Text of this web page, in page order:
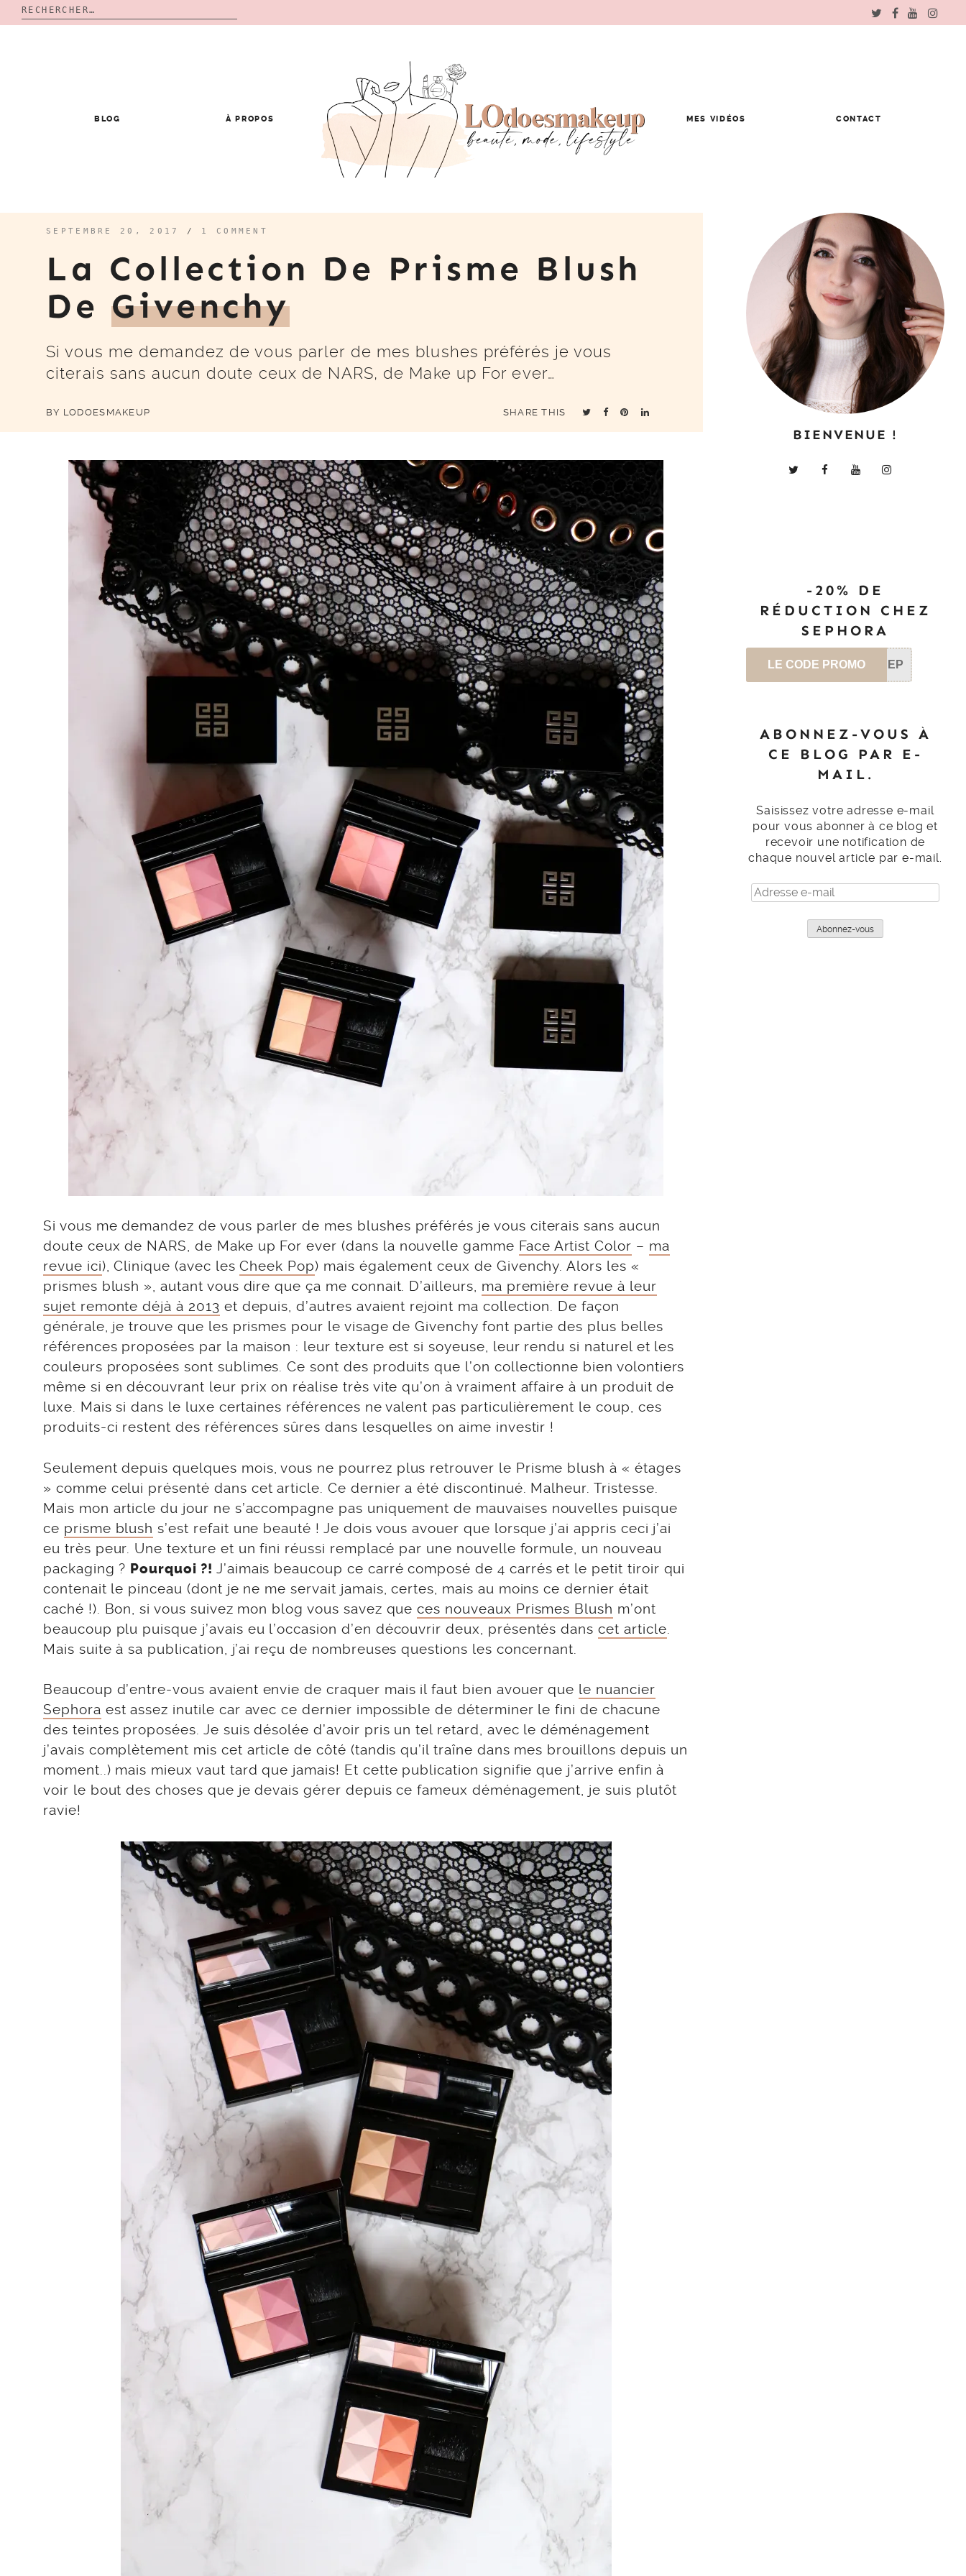
Rechercher :
BLOG À PROPOS MES VIDÉOS CONTACT
SEPTEMBRE 20, 2017 / 1 COMMENT
La Collection De Prisme Blush
DeGivenchy
Si vous me demandez de vous parler de mes blushes préférés je vous
citerais sans aucun doute ceux de NARS, de Make up For ever…
BY LODOESMAKEUP SHARE THIS
Si vous me demandez de vous parler de mes blushes préférés je vous citerais sans aucun
doute ceux de NARS, de Make up For ever (dans la nouvelle gamme Face Artist Color – ma
revue ici), Clinique (avec lesCheek Pop) mais également ceux de Givenchy. Alors les «
prismes blush », autant vous dire que ça me connait. D’ailleurs, ma première revue à leur
sujet remonte déjà à 2013 et depuis, d’autres avaient rejoint ma collection. De façon
générale, je trouve que les prismes pour le visage de Givenchy font partie des plus belles
références proposées par la maison : leur texture est si soyeuse, leur rendu si naturel et les
couleurs proposées sont sublimes. Ce sont des produits que l’on collectionne bien volontiers
même si en découvrant leur prix on réalise très vite qu’on à vraiment affaire à un produit de
luxe. Mais si dans le luxe certaines références ne valent pas particulièrement le coup, ces
produits-ci restent des références sûres dans lesquelles on aime investir !
Seulement depuis quelques mois, vous ne pourrez plus retrouver le Prisme blush à « étages
» comme celui présenté dans cet article. Ce dernier a été discontinué. Malheur. Tristesse.
Mais mon article du jour ne s’accompagne pas uniquement de mauvaises nouvelles puisque
ce prisme blush s’est refait une beauté ! Je dois vous avouer que lorsque j’ai appris ceci j’ai
eu très peur. Une texture et un fini réussi remplacé par une nouvelle formule, un nouveau
packaging ? Pourquoi ?! J’aimais beaucoup ce carré composé de 4 carrés et le petit tiroir qui
contenait le pinceau (dont je ne me servait jamais, certes, mais au moins ce dernier était
caché !). Bon, si vous suivez mon blog vous savez queces nouveaux Prismes Blush m’ont
beaucoup plu puisque j’avais eu l’occasion d’en découvrir deux, présentés danscet article
Mais suite à sa publication, j’ai reçu de nombreuses questions les concernant.
Beaucoup d’entre-vous avaient envie de craquer mais il faut bien avouer que le nuancier
Sephora est assez inutile car avec ce dernier impossible de déterminer le fini de chacune
des teintes proposées. Je suis désolée d’avoir pris un tel retard, avec le déménagement
j’avais complètement mis cet article de côté (tandis qu’il traîne dans mes brouillons depuis un
moment..) mais mieux vaut tard que jamais! Et cette publication signifie que j’arrive enfin à
voir le bout des choses que je devais gérer depuis ce fameux déménagement, je suis plutôt
ravie!
BIENVENUE !
-20% DE
RÉDUCTION CHEZ
SEPHORA
LE CODE PROMO SEP
ABONNEZ-VOUS À
CE BLOG PAR E-
MAIL.
Saisissez votre adresse e-mail
pour vous abonner à ce blog et
recevoir une notification de
chaque nouvel article par e-mail.
Adresse
e-
Abonnez-vous